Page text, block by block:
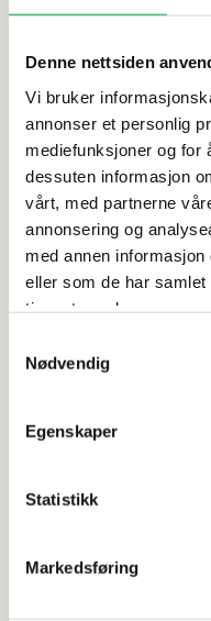
Denne nettsiden
Vi bruker
annonser et personlig
mediefunksjoner og for
dessuten informasjon
vårt, med partnerne
annonsering og
med annen informasjon
eller som de har
tjenestene deres.
Nødvendig
Egenskaper
Statistikk
Markedsføring
Spesifikasjoner
Rengjøring og
Dokumentasjon
60x120 Flis
PROVENZA